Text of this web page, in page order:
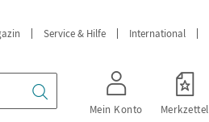
Service & Hilfe International
Mein Konto Merkzettel